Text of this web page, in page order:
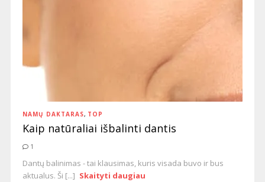
NAMŲ DAKTARAS, TOP
Kaip natūraliai išbalinti dantis
1
Dantų balinimas - tai klausimas, kuris visada buvo ir bus
aktualus. Ši [...] Skaityti daugiau